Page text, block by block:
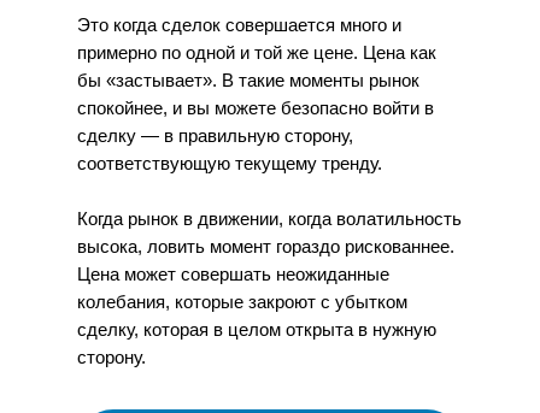
Это когда сделок совершается много и
примерно по одной и той же цене. Цена как
бы «застывает». В такие моменты рынок
спокойнее, и вы можете безопасно войти в
сделку — в правильную сторону,
соответствующую текущему тренду.
Когда рынок в движении, когда волатильность
высока, ловить момент гораздо рискованнее.
Цена может совершать неожиданные
колебания, которые закроют с убытком
сделку, которая в целом открыта в нужную
сторону.